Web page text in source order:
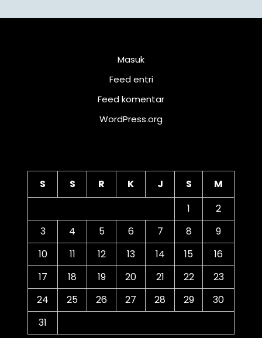
Masuk
Feed entri
Feed komentar
WordPress.org
S S R K J S
M
1
2
3
4 5 6 7 8
9
10
11 12 13 14 15
16
17
18 19 20 21 22
23
24
25 26 27 28 29
30
31